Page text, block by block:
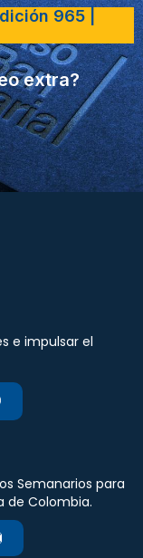
965 |
extra?
e impulsar el
Semanarios para
de Colombia.